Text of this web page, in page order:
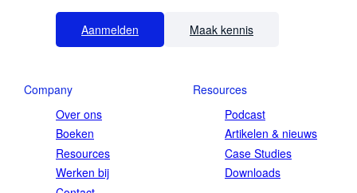
Aanmelden Maak kennis
Company
Over ons
Boeken
Resources
Werken bij
Resources
Podcast
Artikelen & nieuws
Case Studies
Downloads